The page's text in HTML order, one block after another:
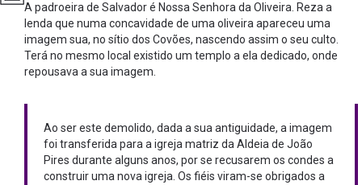
A padroeira de Salvador é Nossa Senhora da Oliveira. Reza a
lenda que numa concavidade de uma oliveira apareceu uma
imagem sua, no sítio dos Covões, nascendo assim o seu culto.
Terá no mesmo local existido um templo a ela dedicado, onde
repousava a sua imagem.
Ao ser este demolido, dada a sua antiguidade, a imagem
foi transferida para a igreja matriz da Aldeia de João
Pires durante alguns anos, por se recusarem os condes a
construir uma nova igreja. Os fiéis viram-se obrigados a